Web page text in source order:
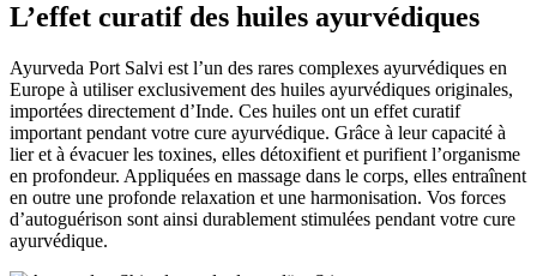
L’effet curatif des huiles ayurvédiques
Ayurveda Port Salvi est l’un des rares complexes ayurvédiques en
Europe à utiliser exclusivement des huiles ayurvédiques originales,
importées directement d’Inde. Ces huiles ont un effet curatif
important pendant votre cure ayurvédique. Grâce à leur capacité à
lier et à évacuer les toxines, elles détoxifient et purifient l’organisme
en profondeur. Appliquées en massage dans le corps, elles entraînent
en outre une profonde relaxation et une harmonisation. Vos forces
d’autoguérison sont ainsi durablement stimulées pendant votre cure
ayurvédique.